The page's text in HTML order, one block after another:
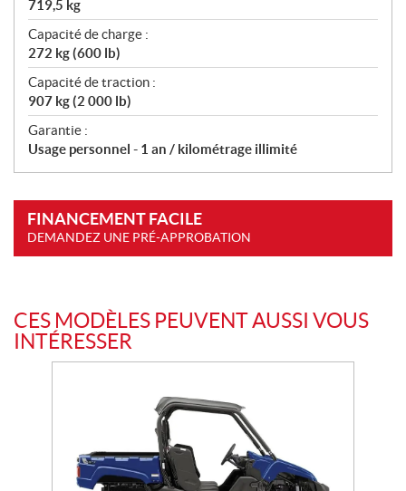
719,5 kg
Capacité de charge :
272 kg (600 lb)
Capacité de traction :
907 kg (2 000 lb)
Garantie :
Usage personnel - 1 an / kilométrage illimité
FINANCEMENT FACILE
DEMANDEZ UNE PRÉ-APPROBATION
CES MODÈLES PEUVENT AUSSI VOUS
INTÉRESSER